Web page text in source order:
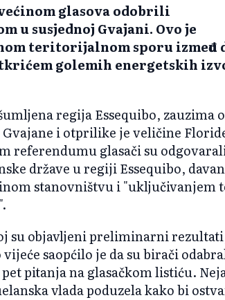
glasova odobrili
u susjednoj Gvajani. Ovo je
teritorijalnom sporu između
golemih energetskih
regija Essequibo, zauzima
i otprilike je veličine
referendumu glasači su
države u regiji Essequibo,
stanovništvu i "uključivanjem
su objavljeni preliminarni
saopćilo je da su birači
pitanja na glasačkom listiću.
vlada poduzela kako bi